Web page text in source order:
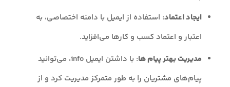
ایجاد اعتماد: استفاده از ایمیل با دامنه اختصاصی، به
اعتبار و اعتماد کسب‌ و کارها می‌افزاید.
مدیریت بهتر پیام ها
: با داشتن ایمیل info، می‌توانید
پیام‌های مشتریان را به طور متمرکز مدیریت کرد و از